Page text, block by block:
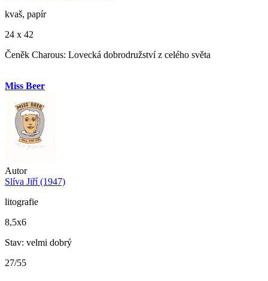
kvaš, papír
24 x 42
Čeněk Charous: Lovecká dobrodružství z celého světa
Miss Beer
Autor
Slíva Jiří (1947)
litografie
8,5x6
Stav: velmi dobrý
27/55